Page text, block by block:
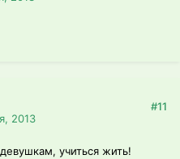
2013
#11
учиться жить!